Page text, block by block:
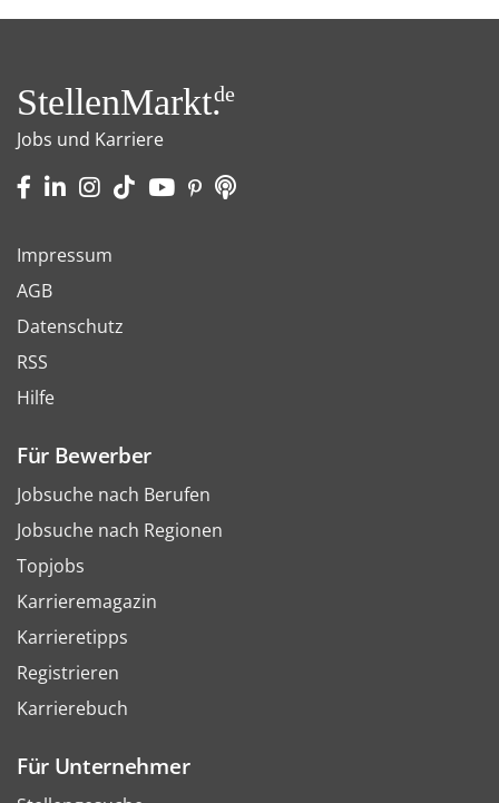
StellenMarkt.de
Jobs und Karriere
Impressum
AGB
Datenschutz
RSS
Hilfe
Für Bewerber
Jobsuche nach Berufen
Jobsuche nach Regionen
Topjobs
Karrieremagazin
Karrieretipps
Registrieren
Karrierebuch
Für Unternehmer